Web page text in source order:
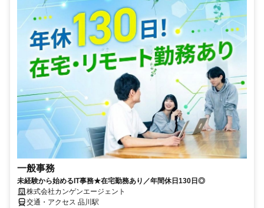
一般事務
未経験から始めるIT事務★在宅勤務あり／年間休日130日◎
株式会社カンゲンエージェント
交通・アクセス 品川駅